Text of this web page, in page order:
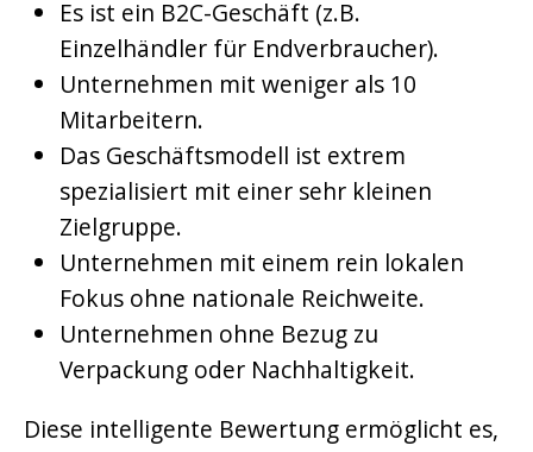
Es ist ein B2C-Geschäft (z.B.
Einzelhändler für Endverbraucher).
Unternehmen mit weniger als 10
Mitarbeitern.
Das Geschäftsmodell ist extrem
spezialisiert mit einer sehr kleinen
Zielgruppe.
Unternehmen mit einem rein lokalen
Fokus ohne nationale Reichweite.
Unternehmen ohne Bezug zu
Verpackung oder Nachhaltigkeit.
Diese intelligente Bewertung ermöglicht es,